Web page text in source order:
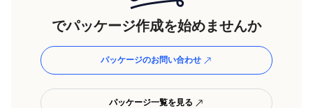
でパッケージ作成を始めませんか
パッケージのお問い合わせ
パッケージ一覧を見る